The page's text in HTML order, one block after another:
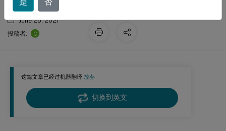
这篇文章已经过机器翻译.放弃
切换到英文
June 25, 2021
投稿者:
C